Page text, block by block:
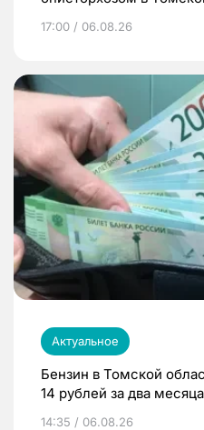
17:00 / 06.08.26
Актуальное
Бензин в Томской
14 рублей за два месяца
14:35 / 06.08.26